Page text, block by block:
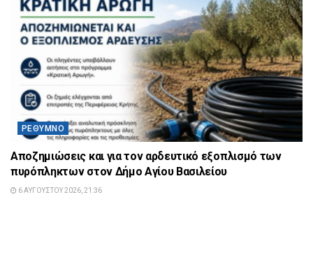
ΡΈΘΥΜΝΟ
Αποζημιώσεις και για τον αρδευτικό εξοπλισμό των
πυρόπληκτων στον Δήμο Αγίου Βασιλείου
6 ΑΥΓΟΎΣΤΟΥ 2026, 21:36